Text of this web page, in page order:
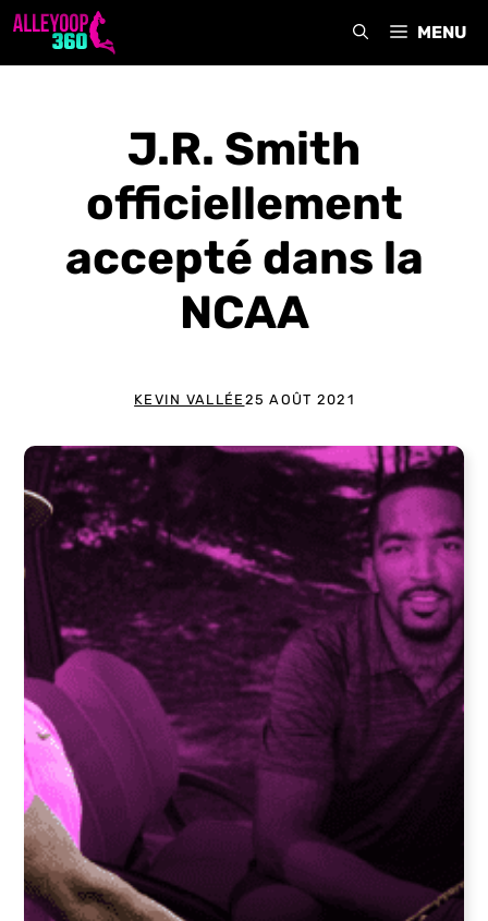
Aller
MENU
J.R. Smith
officiellement
accepté dans la
NCAA
KEVIN VALLÉE 25 AOÛT 2021